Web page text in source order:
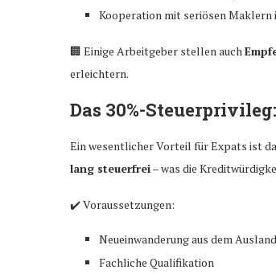
Kooperation mit seriösen Maklern
🏢 Einige Arbeitgeber stellen auch
erleichtern.
Das 30%-
Ein wesentlicher Vorteil für Expats ist
lang steuerfrei– was die
✔️ Voraussetzungen:
Neueinwanderung aus dem Ausland
Fachliche Qualifikation